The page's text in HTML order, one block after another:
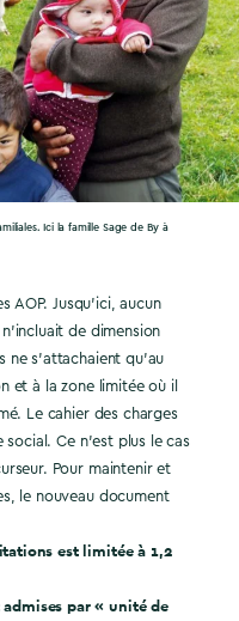
Ici la famille Sage de By à
AOP. Jusqu’ici, aucun
de dimension
ne s’attachaient qu’au
et à la zone limitée où il
Le cahier des charges
Ce n’est plus le cas
Pour maintenir et
le nouveau document
est limitée à 1,2
par « unité de